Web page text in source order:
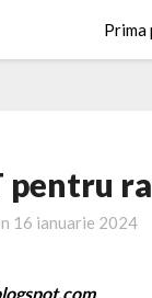
Prima
pentru
16 ianuarie 2024